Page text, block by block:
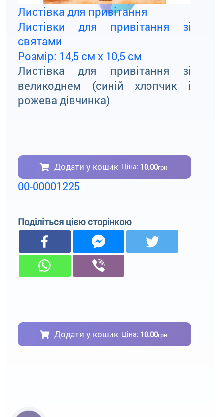
Листівка для привітання
Листівки для привітання зі
святами
Розмір: 14,5 см х 10,5 см
Листівка для привітання зі
великоднем (синій хлопчик і
рожева дівчинка)
Додати у кошик Ціна: 10.00грн
00-00001225
Поділіться цією сторінкою
Додати у кошик Ціна: 10.00грн